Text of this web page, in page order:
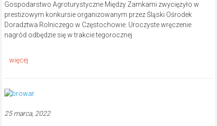
Gospodarstwo Agroturystyczne Między Zamkami zwyciężyło w
prestiżowym konkursie organizowanym przez Śląski Ośrodek
Doradztwa Rolniczego w Częstochowie. Uroczyste wręczenie
nagród odbędzie się w trakcie tegorocznej
25 marca, 2022